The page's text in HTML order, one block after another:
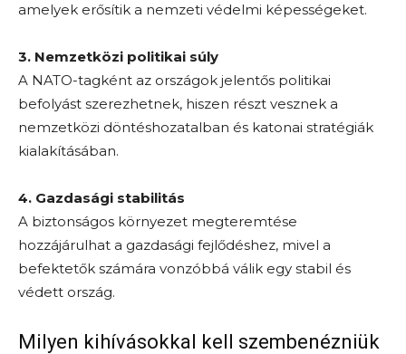
amelyek erősítik a nemzeti védelmi képességeket.
3. Nemzetközi politikai súly
A NATO-tagként az országok jelentős politikai
befolyást szerezhetnek, hiszen részt vesznek a
nemzetközi döntéshozatalban és katonai stratégiák
kialakításában.
4. Gazdasági stabilitás
A biztonságos környezet megteremtése
hozzájárulhat a gazdasági fejlődéshez, mivel a
befektetők számára vonzóbbá válik egy stabil és
védett ország.
Milyen kihívásokkal kell szembenézniük